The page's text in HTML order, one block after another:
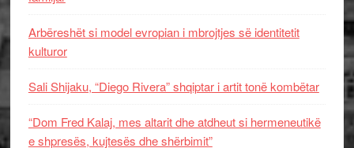
Arbëreshët si model evropian i mbrojtjes së identitetit
kulturor
Sali Shijaku, “Diego Rivera” shqiptar i artit tonë kombëtar
“Dom Fred Kalaj, mes altarit dhe atdheut si hermeneutikë
e shpresës, kujtesës dhe shërbimit”